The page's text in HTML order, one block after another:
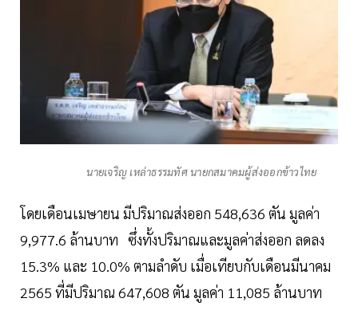
นายเจริญ เหล่าธรรมทัศ นายกสมาคมผู้ส่งออกข้าวไทย
โดยเดือนเมษายน มีปริมาณส่งออก 548,636 ตัน มูลค่า
9,977.6 ล้านบาท ซึ่งทั้งปริมาณและมูลค่าส่งออก ลดลง
15.3% และ 10.0% ตามลำดับ เมื่อเทียบกับเดือนมีนาคม
2565 ที่มีปริมาณ 647,608 ตัน มูลค่า 11,085 ล้านบาท